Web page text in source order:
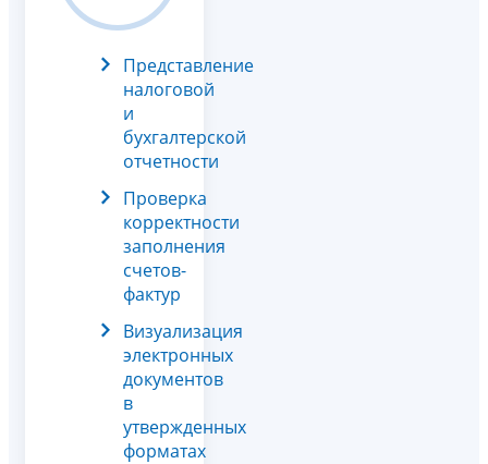
Представление
налоговой
и
бухгалтерской
отчетности
Проверка
корректности
заполнения
счетов-
фактур
Визуализация
электронных
документов
в
утвержденных
форматах